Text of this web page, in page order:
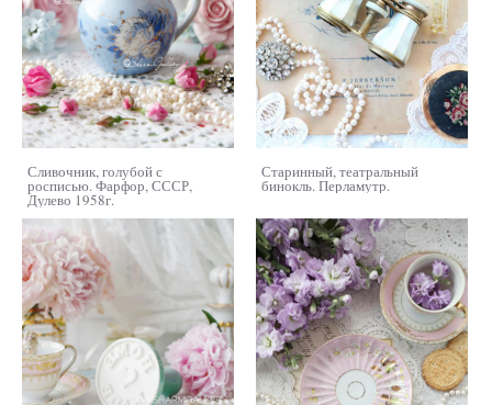
Сливочник, голубой с
росписью. Фарфор, СССР,
Дулево 1958г.
Старинный, театральный
бинокль. Перламутр.